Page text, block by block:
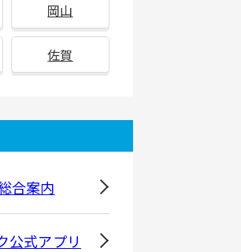
岡山
佐賀
合案内
公式アプリ